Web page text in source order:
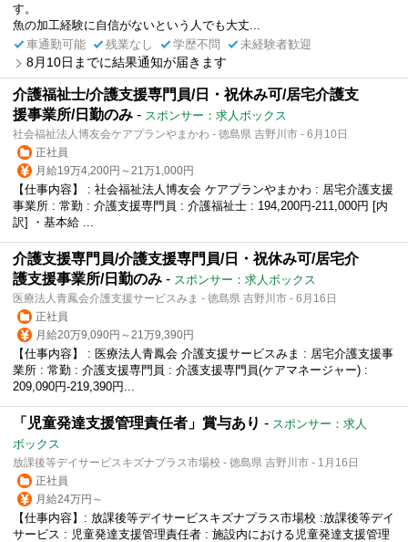
す。
魚の加工経験に自信がないという人でも大丈...
車通勤可能
残業なし 学歴不問 未経験者歓迎
8月10日までに結果通知が届きます
介護福祉士/介護支援専門員/日・祝休み可/居宅介護支
援事業所/日勤のみ - スポンサー：求人ボックス
社会福祉法人博友会ケアプランやまかわ - 徳島県 吉野川市 - 6月10日
正社員
月給19万4,200円～21万1,000円
【仕事内容】 : 社会福祉法人博友会 ケアプランやまかわ : 居宅介護支援
事業所 : 常勤 : 介護支援専門員 : 介護福祉士 : 194,200円-211,000円 [内
訳] ・基本給 ...
介護支援専門員/介護支援専門員/日・祝休み可/居宅介
護支援事業所/日勤のみ - スポンサー：求人ボックス
医療法人青鳳会介護支援サービスみま - 徳島県 吉野川市 - 6月16日
正社員
月給20万9,090円～21万9,390円
【仕事内容】 : 医療法人青鳳会 介護支援サービスみま : 居宅介護支援事
業所 : 常勤 : 介護支援専門員 : 介護支援専門員(ケアマネージャー) :
209,090円-219,390円...
「児童発達支援管理責任者」賞与あり - スポンサー：求人
ボックス
放課後等デイサービスキズナプラス市場校 - 徳島県 吉野川市 - 1月16日
正社員
月給24万円～
【仕事内容】: 放課後等デイサービスキズナプラス市場校 :放課後等デイ
サービス : 児童発達支援管理責任者 : 施設内における児童発達支援管理